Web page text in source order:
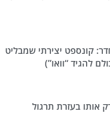
קונספט יצירתי שמבליט
להגיד “וואו”)
אותו בעזרת תרגול